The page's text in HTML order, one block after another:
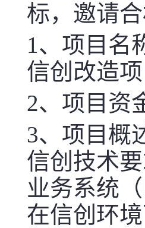
标，邀请
1、 项目名
信创改造项
2、 项目资
3、 项目概
信创技术
业务系统
在信创环